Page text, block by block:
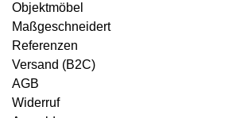
Objektmöbel
Maßgeschneidert
Referenzen
Versand (B2C)
AGB
Widerruf